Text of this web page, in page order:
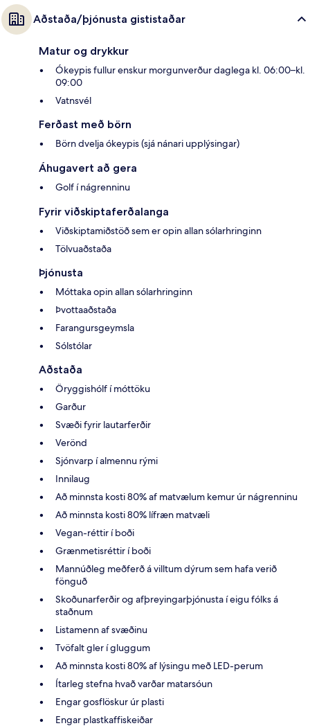
Aðstaða/þjónusta gististaðar
Matur og drykkur
Ókeypis fullur enskur morgunverður daglega kl. 06:00–kl.
09:00
Vatnsvél
Ferðast með börn
Börn dvelja ókeypis (sjá nánari upplýsingar)
Áhugavert að gera
Golf í nágrenninu
Fyrir viðskiptaferðalanga
Viðskiptamiðstöð sem er opin allan sólarhringinn
Tölvuaðstaða
Þjónusta
Móttaka opin allan sólarhringinn
Þvottaaðstaða
Farangursgeymsla
Sólstólar
Aðstaða
Öryggishólf í móttöku
Garður
Svæði fyrir lautarferðir
Verönd
Sjónvarp í almennu rými
Innilaug
Að minnsta kosti 80% af matvælum kemur úr nágrenninu
Að minnsta kosti 80% lífræn matvæli
Vegan-réttir í boði
Grænmetisréttir í boði
Mannúðleg meðferð á villtum dýrum sem hafa verið
fönguð
Skoðunarferðir og afþreyingarþjónusta í eigu fólks á
staðnum
Listamenn af svæðinu
Tvöfalt gler í gluggum
Að minnsta kosti 80% af lýsingu með LED-perum
Ítarleg stefna hvað varðar matarsóun
Engar gosflöskur úr plasti
Engar plastkaffiskeiðar